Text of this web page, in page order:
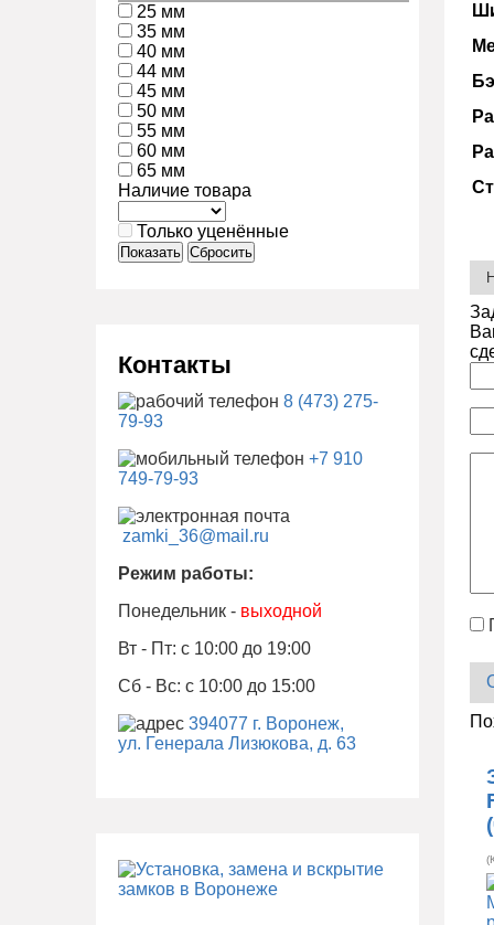
25 мм
35 мм
40 мм
44 мм
45 мм
50 мм
55 мм
60 мм
65 мм
Наличие товара
Только уценённые
Показать Сбросить
Контакты
8 (473) 275-
79-93
+7 910
749-79-93
zamki_36@mail.ru
Режим работы:
Понедельник - выходной
Вт - Пт: с 10:00 до 19:00
Сб - Вс: с 10:00 до 15:00
394077 г. Воронеж,
ул. Генерала Лизюкова, д. 63